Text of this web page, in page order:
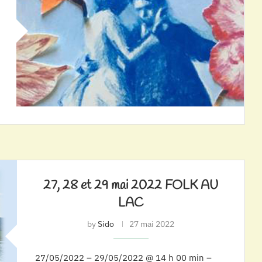
27, 28 et 29 mai 2022 FOLK AU
LAC
bySido 27 mai 2022
27/05/2022 – 29/05/2022 @ 14 h 00 min –